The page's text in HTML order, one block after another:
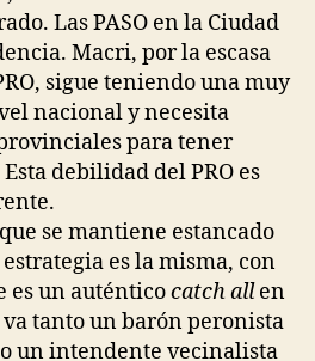
Las PASO en la Ciudad
Macri, por la escasa
sigue teniendo una muy
nacional y necesita
para tener
debilidad del PRO es
se mantiene estancado
es la misma, con
es un auténticocatch allen
tanto un barón peronista
un intendente vecinalista